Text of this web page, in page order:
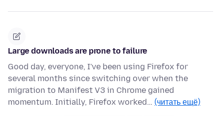
Large downloads are prone to failure
Good day, everyone, I've been using Firefox for
several months since switching over when the
migration to Manifest V3 in Chrome gained
momentum. Initially, Firefox worked… (читать ещё)